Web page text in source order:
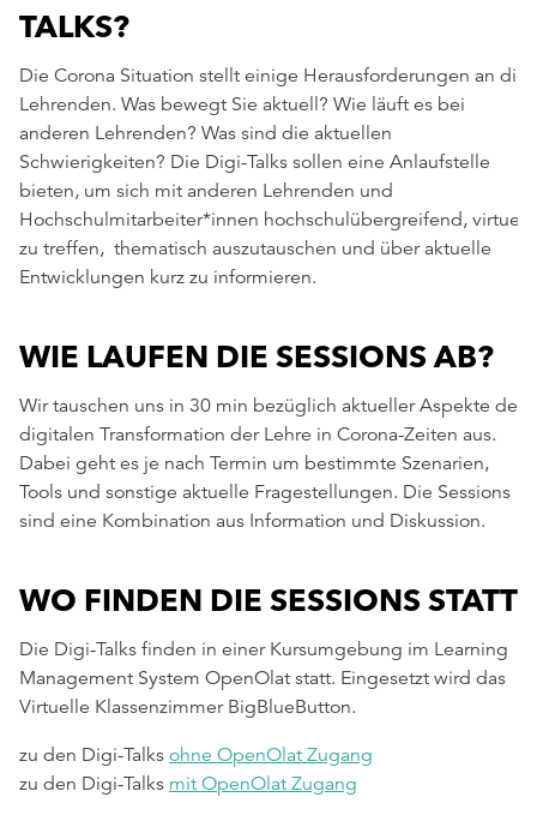
TALKS?
Die Corona Situation stellt einige Herausforderungen an die
Lehrenden. Was bewegt Sie aktuell? Wie läuft es bei
anderen Lehrenden? Was sind die aktuellen
Schwierigkeiten? Die Digi-Talks sollen eine Anlaufstelle
bieten, um sich mit anderen Lehrenden und
Hochschulmitarbeiter*innen hochschulübergreifend, virtuell
zu treffen, thematisch auszutauschen und über aktuelle
Entwicklungen kurz zu informieren.
WIE LAUFEN DIE SESSIONS AB?
Wir tauschen uns in 30 min bezüglich aktueller Aspekte der
digitalen Transformation der Lehre in Corona-Zeiten aus.
Dabei geht es je nach Termin um bestimmte Szenarien,
Tools und sonstige aktuelle Fragestellungen. Die Sessions
sind eine Kombination aus Information und Diskussion.
WO FINDEN DIE SESSIONS STATT?
Die Digi-Talks finden in einer Kursumgebung im Learning
Management System OpenOlat statt. Eingesetzt wird das
Virtuelle Klassenzimmer BigBlueButton.
zu den Digi-Talks ohne OpenOlat Zugang
zu den Digi-Talks mit OpenOlat Zugang